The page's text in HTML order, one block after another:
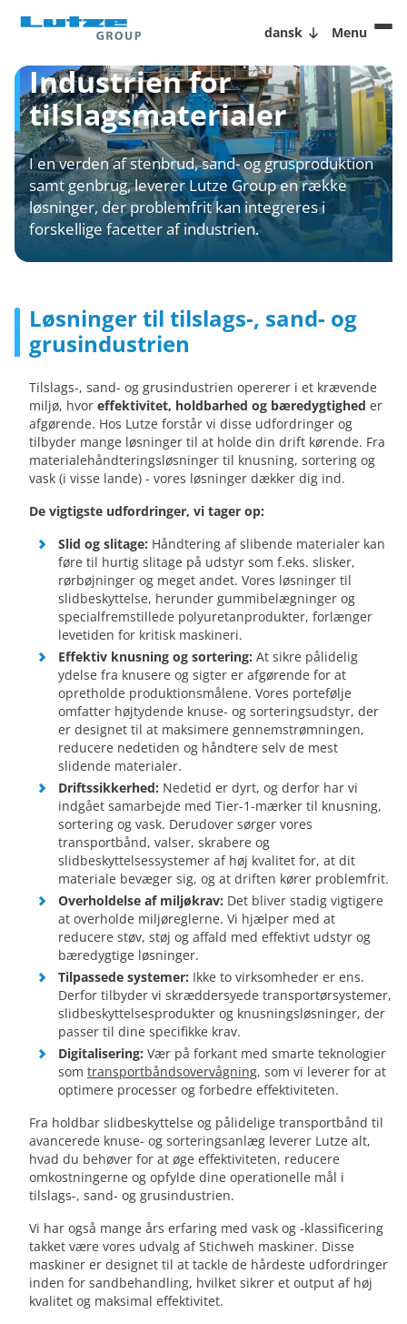
dansk Menu
Industrien for
tilslagsmaterialer
I en verden af stenbrud, sand- og grusproduktion
samt genbrug, leverer Lutze Group en række
løsninger, der problemfrit kan integreres i
forskellige facetter af industrien.
Løsninger til tilslags-, sand- og
grusindustrien
Tilslags-, sand- og grusindustrien opererer i et krævende
miljø, hvor effektivitet, holdbarhed og bæredygtighed er
afgørende. Hos Lutze forstår vi disse udfordringer og
tilbyder mange løsninger til at holde din drift kørende. Fra
materialehåndteringsløsninger til knusning, sortering og
vask (i visse lande) - vores løsninger dækker dig ind.
De vigtigste udfordringer, vi tager op:
Slid og slitage: Håndtering af slibende materialer kan
føre til hurtig slitage på udstyr som f.eks. slisker,
rørbøjninger og meget andet. Vores løsninger til
slidbeskyttelse, herunder gummibelægninger og
specialfremstillede polyuretanprodukter, forlænger
levetiden for kritisk maskineri.
Effektiv knusning og sortering: At sikre pålidelig
ydelse fra knusere og sigter er afgørende for at
opretholde produktionsmålene. Vores portefølje
omfatter højtydende knuse- og sorteringsudstyr, der
er designet til at maksimere gennemstrømningen,
reducere nedetiden og håndtere selv de mest
slidende materialer.
Driftssikkerhed: Nedetid er dyrt, og derfor har vi
indgået samarbejde med Tier-1-mærker til knusning,
sortering og vask. Derudover sørger vores
transportbånd, valser, skrabere og
slidbeskyttelsessystemer af høj kvalitet for, at dit
materiale bevæger sig, og at driften kører problemfrit.
Overholdelse af miljøkrav: Det bliver stadig vigtigere
at overholde miljøreglerne. Vi hjælper med at
reducere støv, støj og affald med effektivt udstyr og
bæredygtige løsninger.
Tilpassede systemer: Ikke to virksomheder er ens.
Derfor tilbyder vi skræddersyede transportørsystemer,
slidbeskyttelsesprodukter og knusningsløsninger, der
passer til dine specifikke krav.
Digitalisering: Vær på forkant med smarte teknologier
som transportbåndsovervågning, som vi leverer for at
optimere processer og forbedre effektiviteten.
Fra holdbar slidbeskyttelse og pålidelige transportbånd til
avancerede knuse- og sorteringsanlæg leverer Lutze alt,
hvad du behøver for at øge effektiviteten, reducere
omkostningerne og opfylde dine operationelle mål i
tilslags-, sand- og grusindustrien.
Vi har også mange års erfaring med vask og -klassificering
takket være vores udvalg af Stichweh maskiner. Disse
maskiner er designet til at tackle de hårdeste udfordringer
inden for sandbehandling, hvilket sikrer et output af høj
kvalitet og maksimal effektivitet.